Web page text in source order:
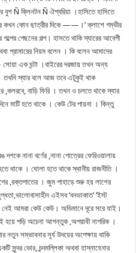
বুশ Ñ ক্লিনটন Ñ ঐশ্বরিয়া ।হাসিতে হাসিতে
কখন কোন ছাত্রীর দিকে ——।’ ক্লাশে গম্ভীর
পেছনের গল্প। হাসতে থাকি স্যারের আবেগী
নিয়ম বলেন । কি বলেন আমাদের
সোয়া এক ঘন্টা ।বাইরের দরজায় তখন অন্য
তখনি স্যার বলে আজ তবে এটুকুই থাক
,কলরবে, বাড়ি ফিরি । তখন ও চলতে থাকে স্যার
মাটি হতে থাকে । কেউ টের পায়না । কিন্তু
নানা বর্ণের ,নানা গোত্রের ফেরিওয়ালায়
থাকে । ঘোলা হতে থাকে স্থানীয় রাজনীতি ।
,রক্তপাতের । জুম পাহাড়ে শুরু হয় লাশের
এইসব ‘বনডাকাত’ ‘ইস্ট
নেই আমরা কেউ কেউ। অভিমানে দূরে সরে যাই।
হয়ে পড়ি অচেনা আগন্তুক ,অপরাধী নাগরিক ।
নতুন সম্ভাবনার সূর্য উদয়ের অপেক্ষায় থাকি
সুন্দর ভোর, চন্দমল্লিকা অথবা হাস্নাহেনার